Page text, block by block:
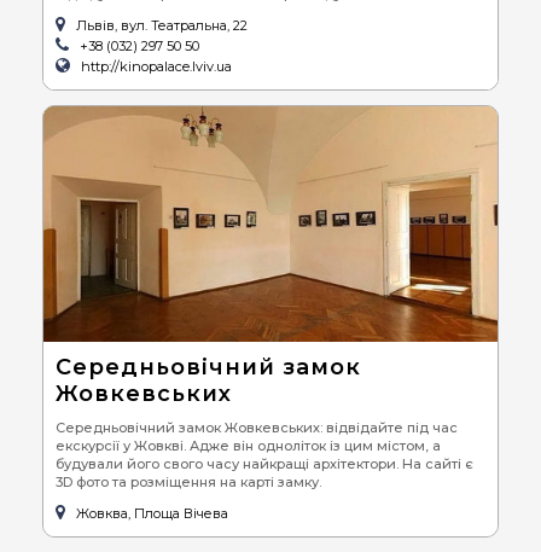
Львів, вул. Театральна, 22
+38 (032) 297 50 50
http://kinopalace.lviv.ua
Середньовічний замок
Жовкевських
Середньовічний замок Жовкевських: відвідайте під час
екскурсії у Жовкві. Адже він одноліток із цим містом, а
будували його свого часу найкращі архітектори. На сайті є
3D фото та розміщення на карті замку.
Жовква, Площа Вічева